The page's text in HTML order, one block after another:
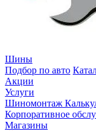
Шины
Подбор по авто
Акции
Услуги
Шиномонтаж
Корпоративное
Магазины